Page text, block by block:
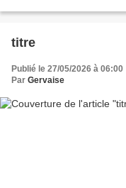
titre
Publié le 27/05/2026 à 06:00
Par Gervaise